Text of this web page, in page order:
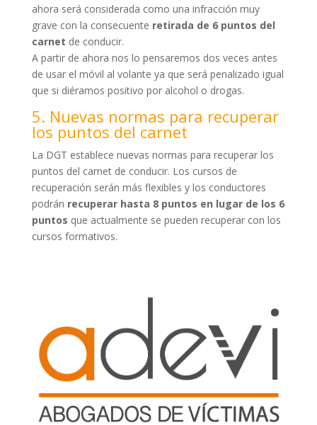
ahora será considerada como una infracción muy
grave con la consecuente retirada de 6 puntos del
carnet de conducir.
A partir de ahora nos lo pensaremos dos veces antes
de usar el móvil al volante ya que será penalizado igual
que si diéramos positivo por alcohol o drogas.
5. Nuevas normas para recuperar
los puntos del carnet
La DGT establece nuevas normas para recuperar los
puntos del carnet de conducir. Los cursos de
recuperación serán más flexibles y los conductores
podrán recuperar hasta 8 puntos en lugar de los 6
puntos que actualmente se pueden recuperar con los
cursos formativos.